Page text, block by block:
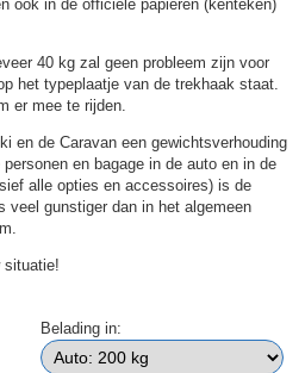
ook in de officiële papieren (kenteken)
40 kg zal geen probleem zijn voor
het typeplaatje van de trekhaak staat.
er mee te rijden.
en de Caravan een gewichtsverhouding
en bagage in de auto en in de
alle opties en accessoires) is de
veel gunstiger dan in het algemeen
situatie!
Belading in: